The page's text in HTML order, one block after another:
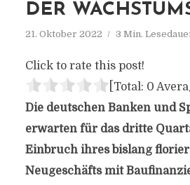
DER
21. Oktober 2022 3 Min.
Click to rate this post!
[Total: 0
Die deutschen Banken und
erwarten für das dritte
Einbruch ihres bislang
Neugeschäfts mit